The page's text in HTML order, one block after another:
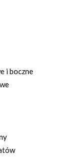
i boczne